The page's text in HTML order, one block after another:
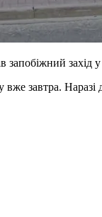
захід
завтра.